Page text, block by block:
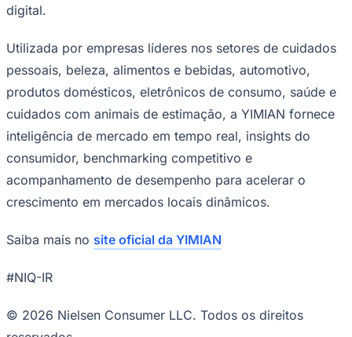
São Paulo
digital.
Utilizada por empresas líderes nos setores de cuidados
pessoais, beleza, alimentos e bebidas, automotivo,
produtos domésticos, eletrônicos de consumo, saúde e
cuidados com animais de estimação, a YIMIAN fornece
inteligência de mercado em tempo real, insights do
consumidor, benchmarking competitivo e
acompanhamento de desempenho para acelerar o
crescimento em mercados locais dinâmicos.
Saiba mais no site oficial da YIMIAN
#NIQ-IR
© 2026 Nielsen Consumer LLC. Todos os direitos